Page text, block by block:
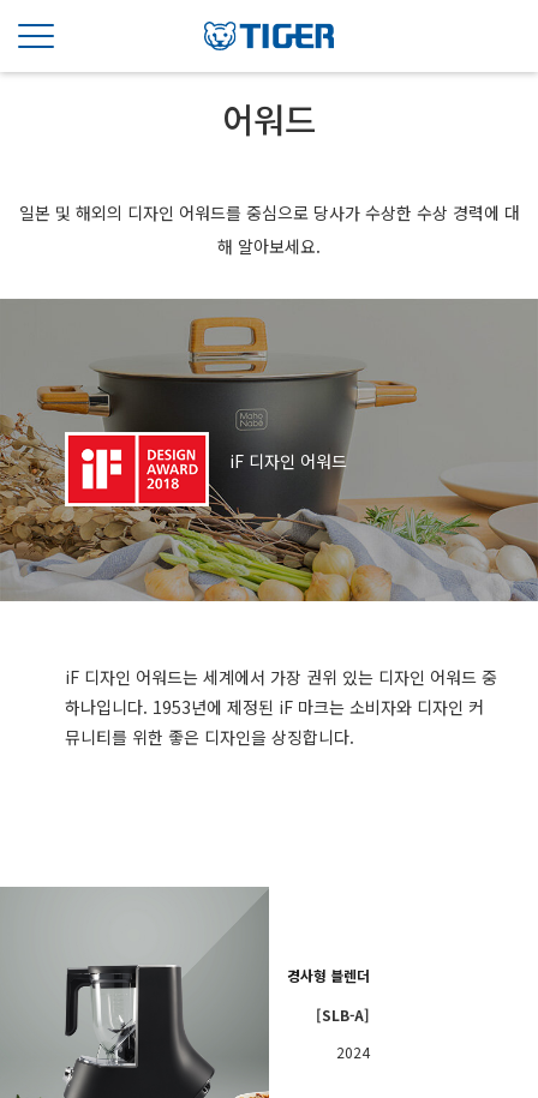
어워드
일본 및 해외의 디자인 어워드를 중심으로 당사가 수상한 수상 경력에 대
해 알아보세요.
iF 디자인 어워드
iF 디자인 어워드는 세계에서 가장 권위 있는 디자인 어워드 중
하나입니다. 1953년에 제정된 iF 마크는 소비자와 디자인 커
뮤니티를 위한 좋은 디자인을 상징합니다.
경사형 블렌더
[SLB-A]
2024